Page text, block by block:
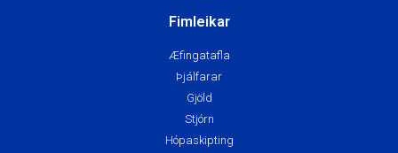
Fimleikar
Æfingatafla
Þjálfarar
Gjöld
Stjórn
Hópaskipting